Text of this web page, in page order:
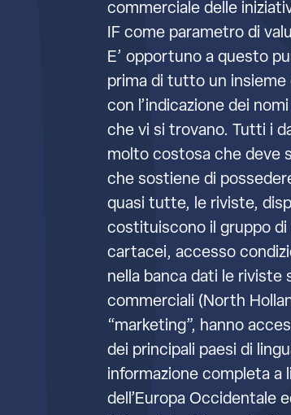
commerciale delle
IF come parametro di
E’ opportuno a questo
prima di tutto un
con l’indicazione dei
che vi si trovano. Tutti i
molto costosa che deve
che sostiene di
quasi tutte, le riviste,
costituiscono il gruppo
cartacei, accesso
nella banca dati le
commerciali (North
“marketing”, hanno
dei principali paesi di
informazione completa a
dell’Europa Occidentale